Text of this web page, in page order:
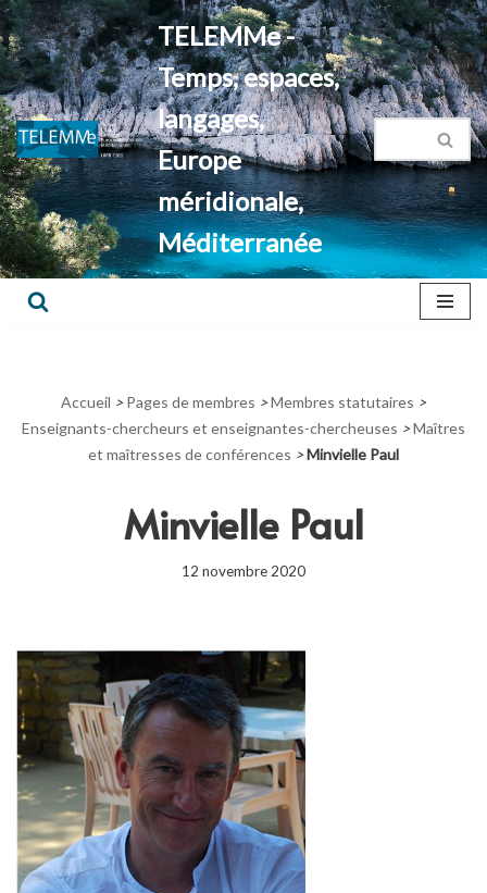
Aller
au
contenu
TELEMMe -
Temps, espaces,
langages,
Europe
méridionale,
Méditerranée
Accueil > Pages de membres >Membres statutaires >
Enseignants-chercheurs et enseignantes-chercheuses >Maîtres
et maîtresses de conférences >Minvielle Paul
Minvielle Paul
12 novembre 2020